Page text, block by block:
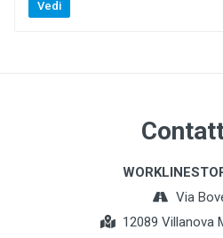
Vedi
Via
12089 Villanova